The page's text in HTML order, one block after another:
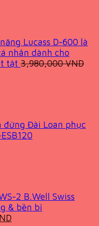
Lucass D-600 là
nhân dành cho
tật 3,980,000VND
đứng Đài Loan phục
2 B.Well Swiss
& bền bỉ